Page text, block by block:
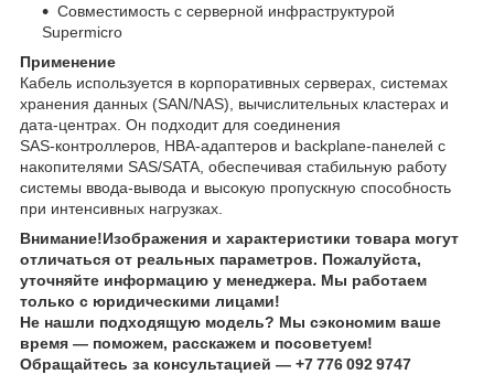
Совместимость с серверной инфраструктурой
Supermicro
Применение
Кабель используется в корпоративных серверах, системах
хранения данных (SAN/NAS), вычислительных кластерах и
дата‑центрах. Он подходит для соединения
SAS‑контроллеров, HBA‑адаптеров и backplane‑панелей с
накопителями SAS/SATA, обеспечивая стабильную работу
системы ввода‑вывода и высокую пропускную способность
при интенсивных нагрузках.
Внимание!Изображения и характеристики товара могут
отличаться от реальных параметров. Пожалуйста,
уточняйте информацию у менеджера. Мы работаем
только с юридическими лицами!
Не нашли подходящую модель? Мы сэкономим ваше
время — поможем, расскажем и посоветуем!
Обращайтесь за консультацией — +7 776 092 9747